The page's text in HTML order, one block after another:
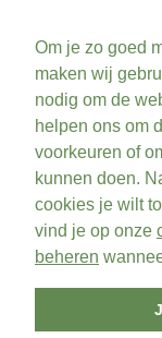
Om je zo goed
maken wij
nodig om de
helpen ons om
voorkeuren of
kunnen doen.
cookies je wilt
vind je op onze
beheren